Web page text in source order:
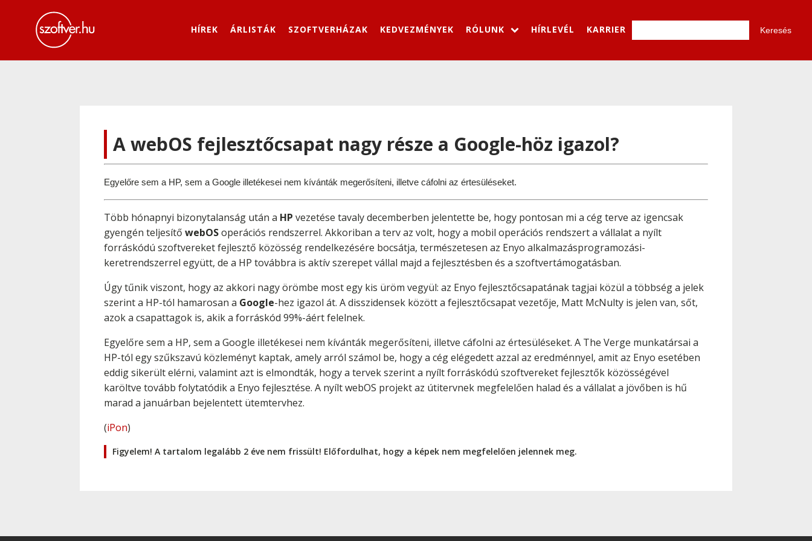
HÍREK ÁRLISTÁK SZOFTVERHÁZAK KEDVEZMÉNYEK RÓLUNK HÍRLEVÉL KARRIER
A webOS fejlesztőcsapat nagy része a Google-höz igazol?
Egyelőre sem a HP, sem a Google illetékesei nem kívánták megerősíteni, illetve cáfolni az értesüléseket.
Több hónapnyi bizonytalanság után a HP vezetése tavaly decemberben jelentette be, hogy pontosan mi a cég terve az igencsak
gyengén teljesítő webOSoperációs rendszerrel. Akkoriban a terv az volt, hogy a mobil operációs rendszert a vállalat a nyílt
forráskódú szoftvereket fejlesztő közösség rendelkezésére bocsátja, természetesen az Enyo alkalmazásprogramozási-
keretrendszerrel együtt, de a HP továbbra is aktív szerepet vállal majd a fejlesztésben és a szoftvertámogatásban.
Úgy tűnik viszont, hogy az akkori nagy örömbe most egy kis üröm vegyül: az Enyo fejlesztőcsapatának tagjai közül a többség a jelek
szerint a HP-tól hamarosan a Google-hez igazol át. A disszidensek között a fejlesztőcsapat vezetője, Matt McNulty is jelen van, sőt,
azok a csapattagok is, akik a forráskód 99%-áért felelnek.
Egyelőre sem a HP, sem a Google illetékesei nem kívánták megerősíteni, illetve cáfolni az értesüléseket. A The Verge munkatársai a
HP-tól egy szűkszavú közleményt kaptak, amely arról számol be, hogy a cég elégedett azzal az eredménnyel, amit az Enyo esetében
eddig sikerült elérni, valamint azt is elmondták, hogy a tervek szerint a nyílt forráskódú szoftvereket fejlesztők közösségével
karöltve tovább folytatódik a Enyo fejlesztése. A nyílt webOS projekt az útitervnek megfelelően halad és a vállalat a jövőben is hű
marad a januárban bejelentett ütemtervhez.
(iPon)
Figyelem! A tartalom legalább 2 éve nem frissült! Előfordulhat, hogy a képek nem megfelelően jelennek meg.